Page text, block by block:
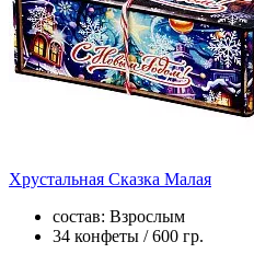
Хрустальная Сказка Малая
состав: Взрослым
34 конфеты / 600 гр.